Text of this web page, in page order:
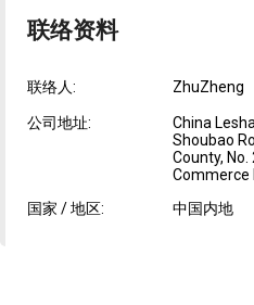
联络资料
联络人: ZhuZheng
公司地址:
China
Shoubao
County,
Commerce
国家 / 地区:
中国内地